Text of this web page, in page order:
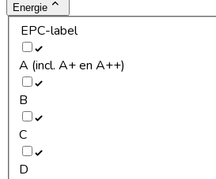
Energie
EPC-label
A (incl. A+ en A++)
B
C
D